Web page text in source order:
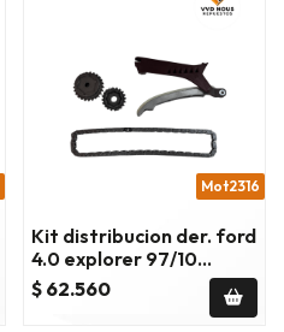
Mot2316
Kit distribucion der. ford
4.0 explorer 97/10
mustang 05/10 ranger
01/11
$ 62.560